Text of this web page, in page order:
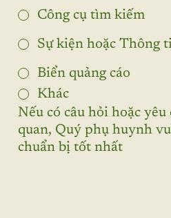
Công cụ tìm kiếm
Sự kiện hoặc Thông
Biển quảng cáo
Khác
Nếu có câu hỏi hoặc
quan, Quý phụ huynh
chuẩn bị tốt nhất